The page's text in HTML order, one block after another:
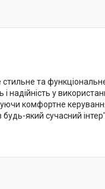
та
надійність у
комфортне
який сучасний